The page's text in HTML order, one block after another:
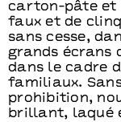
carton-pâte et
faux et de
sans cesse,
grands écrans
dans le cadre
familiaux.
prohibition,
brillant, laqué